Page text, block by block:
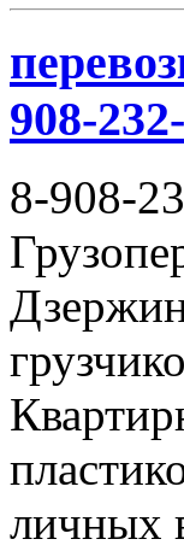
908-
8-908-
личных